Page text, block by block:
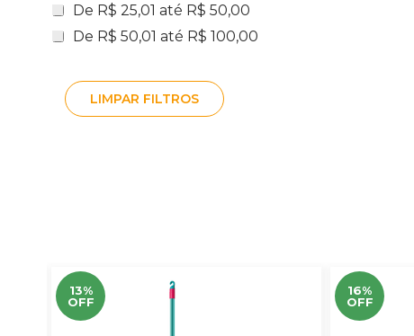
De R$ 25,01 até R$ 50,00
De R$ 50,01 até R$ 100,00
LIMPAR FILTROS
13%
OFF
16%
OFF